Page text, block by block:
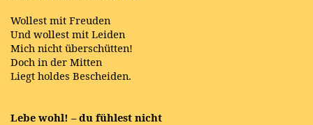
Wollest mit Freuden
Und wollest mit Leiden
Mich nicht überschütten!
Doch in der Mitten
Liegt holdes Bescheiden.
Lebe wohl! – du fühlest nicht